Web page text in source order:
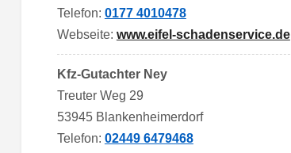
Telefon: 0177 4010478
Webseite: www.eifel-schadenservice.de
Kfz-Gutachter Ney
Treuter Weg 29
53945 Blankenheimerdorf
Telefon: 02449 6479468